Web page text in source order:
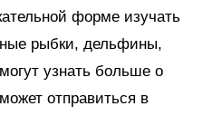
форме изучать
рыбки, дельфины,
узнать больше о
отправиться в